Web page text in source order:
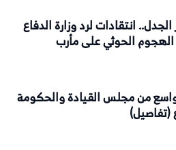
الجدل.. انتقادات لرد وزارة الدفاع
الهجوم الحوثي على مأرب
من مجلس القيادة والحكومة
(تفاصيل)